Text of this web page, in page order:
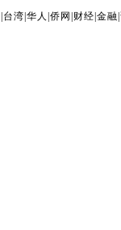
台湾 |华人 |侨网 财经 |金融 |